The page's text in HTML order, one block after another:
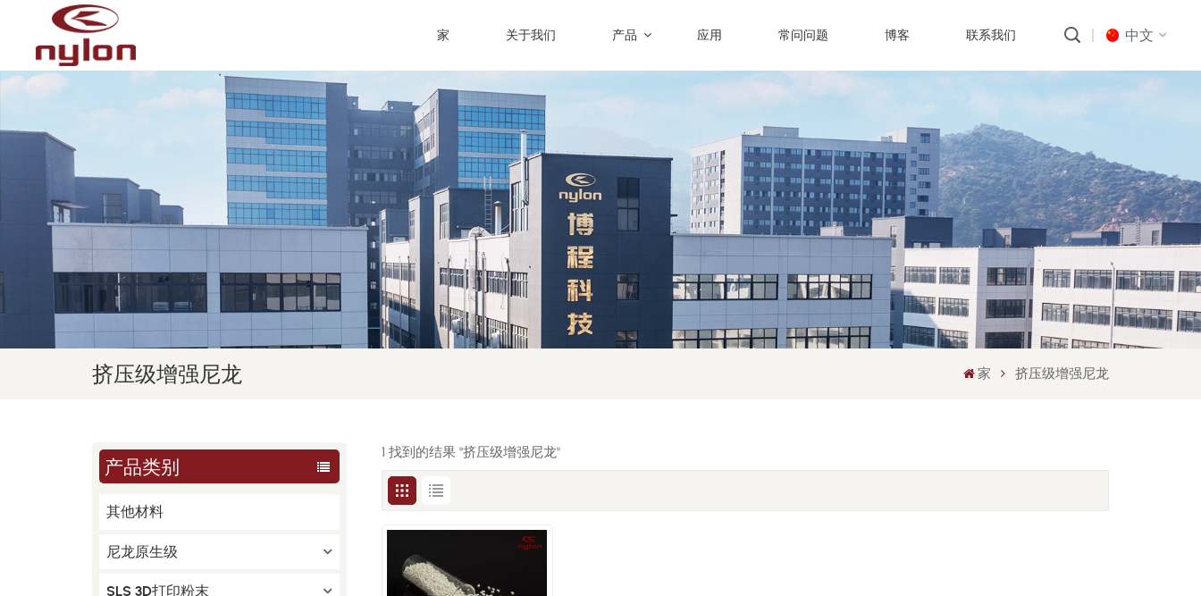
家 关于我们 产品 应用 常问问题 博客 联系我们 中文
русский
português
العربية
中文
挤压级增强尼龙 家 挤压级增强尼龙
产品类别
其他材料
尼龙原生级
SLS 3D打印粉末
1 找到的结果 "挤压级增强尼龙"